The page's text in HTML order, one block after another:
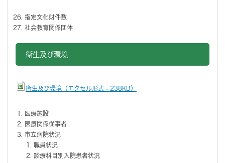
指定文化財件数
社会教育関係団体
衛生及び環境
衛生及び環境（エクセル形式：238KB）
医療施設
医療関係従事者
市立病院状況
職員状況
診療科目別入院患者状況